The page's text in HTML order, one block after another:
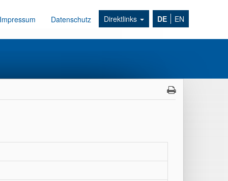
Impressum Datenschutz Direktlinks DE EN